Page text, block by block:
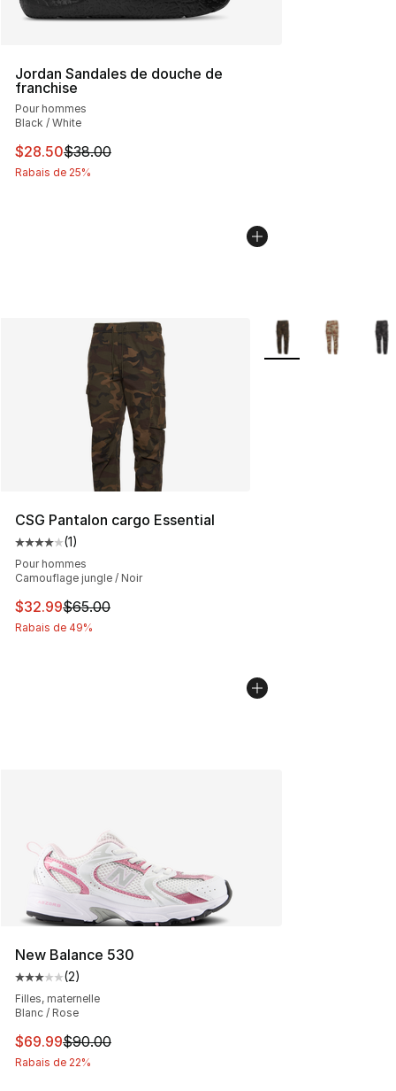
Jordan Sandales de douche de
franchise
Pour hommes
Black / White
Cet article est en solde. Le prix est passé de $38.00 à
$28.50$38.00
Rabais de 25%
CSG Pantalon cargo Essential
Cote moyenne du client - [4 sur 5 étoiles], 1
(1)
Pour hommes
Camouflage jungle / Noir
Cet article est en solde. Le prix est passé de $65.00 à
$32.99$65.00
Rabais de 49%
Plus de couleurs
New Balance 530
Cote moyenne du client - [3 sur 5 étoiles], 2
(2)
Filles, maternelle
Blanc / Rose
Cet article est en solde. Le prix est passé de $90.00 à
$69.99$90.00
Rabais de 22%